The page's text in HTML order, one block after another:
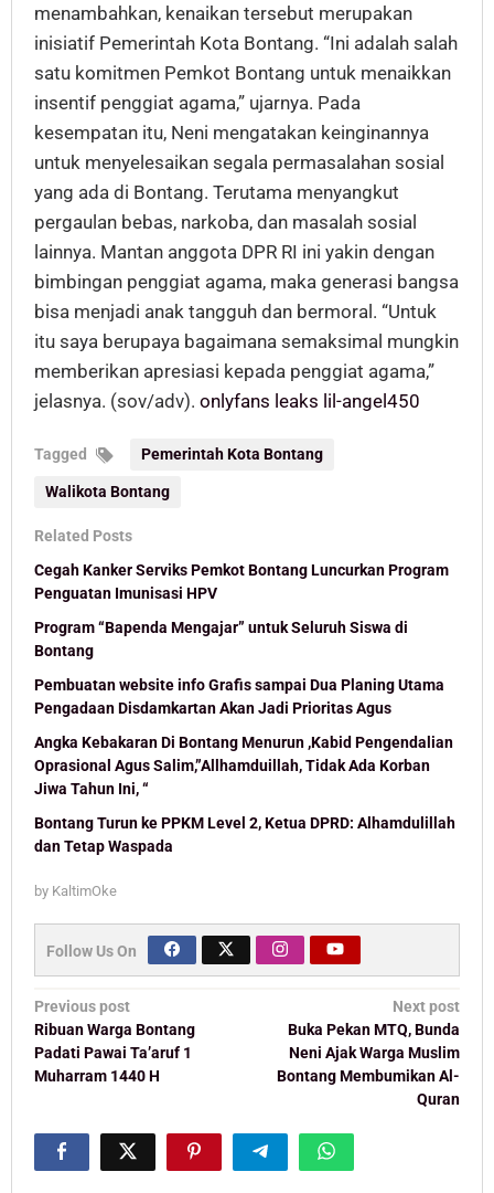
menambahkan, kenaikan tersebut merupakan
inisiatif Pemerintah Kota Bontang. “Ini adalah salah
satu komitmen Pemkot Bontang untuk menaikkan
insentif penggiat agama,” ujarnya. Pada
kesempatan itu, Neni mengatakan keinginannya
untuk menyelesaikan segala permasalahan sosial
yang ada di Bontang. Terutama menyangkut
pergaulan bebas, narkoba, dan masalah sosial
lainnya. Mantan anggota DPR RI ini yakin dengan
bimbingan penggiat agama, maka generasi bangsa
bisa menjadi anak tangguh dan bermoral. “Untuk
itu saya berupaya bagaimana semaksimal mungkin
memberikan apresiasi kepada penggiat agama,”
jelasnya. (sov/adv). onlyfans leaks lil-angel450
Tagged Pemerintah Kota Bontang
Walikota Bontang
Related Posts
Cegah Kanker Serviks Pemkot Bontang Luncurkan Program
Penguatan Imunisasi HPV
Program “Bapenda Mengajar” untuk Seluruh Siswa di
Bontang
Pembuatan website info Grafis sampai Dua Planing Utama
Pengadaan Disdamkartan Akan Jadi Prioritas Agus
Angka Kebakaran Di Bontang Menurun ,Kabid Pengendalian
Oprasional Agus Salim,”Allhamduillah, Tidak Ada Korban
Jiwa Tahun Ini, “
Bontang Turun ke PPKM Level 2, Ketua DPRD: Alhamdulillah
dan Tetap Waspada
by KaltimOke
Follow Us On
Post
navigation
Previous post
Ribuan Warga Bontang
Padati Pawai Ta’aruf 1
Muharram 1440 H
Next post
Buka Pekan MTQ, Bunda
Neni Ajak Warga Muslim
Bontang Membumikan Al-
Quran